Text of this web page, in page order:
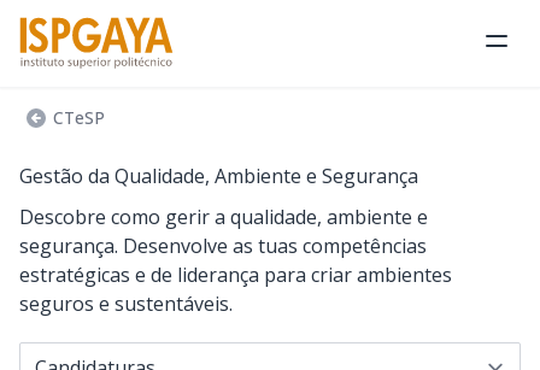
CTeSP
Gestão da Qualidade, Ambiente e Segurança
Descobre como gerir a qualidade, ambiente e
segurança. Desenvolve as tuas competências
estratégicas e de liderança para criar ambientes
seguros e sustentáveis.
Navegar para...